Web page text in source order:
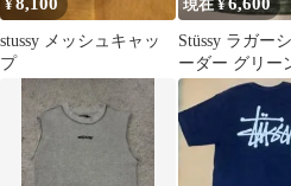
¥
stussy メッシュキャッ
プ
現在 ¥
Stüssy ラガー
ーダー グリー